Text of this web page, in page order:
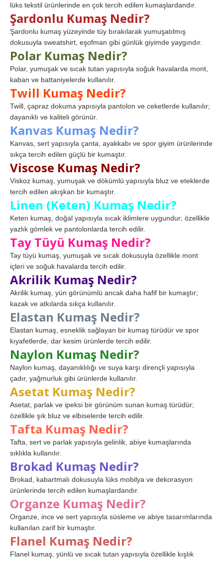
lüks tekstil ürünlerinde en çok tercih edilen kumaşlardandır.
Şardonlu Kumaş Nedir?
Şardonlu kumaş yüzeyinde tüy bırakılarak yumuşatılmış
dokusuyla sweatshirt, eşofman gibi günlük giyimde yaygındır.
Polar Kumaş Nedir?
Polar, yumuşak ve sıcak tutan yapısıyla soğuk havalarda mont,
kaban ve battaniyelerde kullanılır.
Twill Kumaş Nedir?
Twill, çapraz dokuma yapısıyla pantolon ve ceketlerde kullanılır;
dayanıklı ve kaliteli görünür.
Kanvas Kumaş Nedir?
Kanvas, sert yapısıyla çanta, ayakkabı ve spor giyim ürünlerinde
sıkça tercih edilen güçlü bir kumaştır.
Viscose Kumaş Nedir?
Viskoz kumaş, yumuşak ve dökümlü yapısıyla bluz ve eteklerde
tercih edilen akışkan bir kumaştır.
Linen (Keten) Kumaş Nedir?
Keten kumaş, doğal yapısıyla sıcak iklimlere uygundur; özellikle
yazlık gömlek ve pantolonlarda tercih edilir.
Tay Tüyü Kumaş Nedir?
Tay tüyü kumaş, yumuşak ve sıcak dokusuyla özellikle mont
içleri ve soğuk havalarda tercih edilir.
Akrilik Kumaş Nedir?
Akrilik kumaş, yün görünümlü ancak daha hafif bir kumaştır;
kazak ve atkılarda sıkça kullanılır.
Elastan Kumaş Nedir?
Elastan kumaş, esneklik sağlayan bir kumaş türüdür ve spor
kıyafetlerde, dar kesim ürünlerde tercih edilir.
Naylon Kumaş Nedir?
Naylon kumaş, dayanıklılığı ve suya karşı dirençli yapısıyla
çadır, yağmurluk gibi ürünlerde kullanılır.
Asetat Kumaş Nedir?
Asetat, parlak ve ipeksi bir görünüm sunan kumaş türüdür;
özellikle şık bluz ve elbiselerde tercih edilir.
Tafta Kumaş Nedir?
Tafta, sert ve parlak yapısıyla gelinlik, abiye kumaşlarında
sıklıkla kullanılır.
Brokad Kumaş Nedir?
Brokad, kabartmalı dokusuyla lüks mobilya ve dekorasyon
ürünlerinde tercih edilen kumaşlardandır.
Organze Kumaş Nedir?
Organze, ince ve sert yapısıyla süsleme ve abiye tasarımlarında
kullanılan zarif bir kumaştır.
Flanel Kumaş Nedir?
Flanel kumaş, yünlü ve sıcak tutan yapısıyla özellikle kışlık